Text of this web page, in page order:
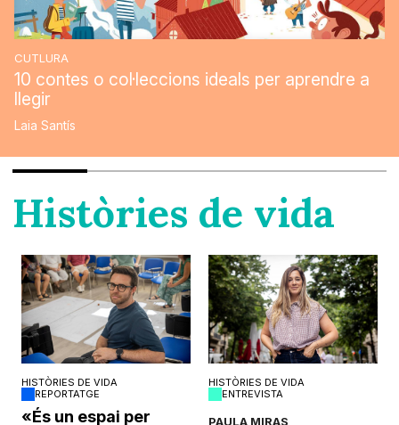
CUTLURA
10 contes o col·leccions ideals per aprendre a
llegir
Laia Santís
Històries de vida
HISTÒRIES DE VIDA
REPORTATGE
«És un espai per
HISTÒRIES DE VIDA
ENTREVISTA
PAULA MIRAS